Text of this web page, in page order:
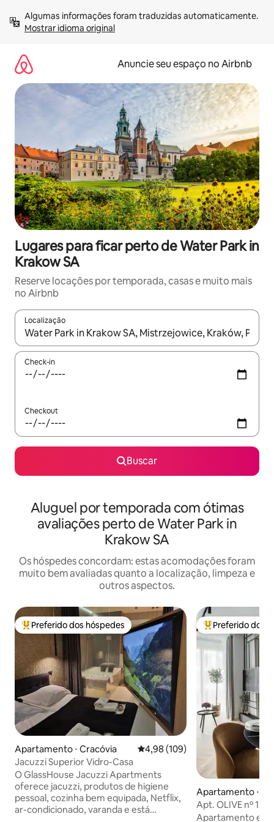
para
Mostrar idioma original
Anuncie seu espaço no Airbnb
Lugares para ficar perto de Water Park in
Krakow SA
Reserve locações por temporada, casas e muito mais
no Airbnb
Localização
Quando os resultados estiverem disponíveis, explore-os
Check-in
Checkout
Buscar
Aluguel por temporada com ótimas
avaliações perto de Water Park in
Krakow SA
Os hóspedes concordam: estas acomodações foram
muito bem avaliadas quanto a localização, limpeza e
outros aspectos.
Entre os melhores preferidos dos hóspedes
Preferido dos hóspedes
Apartamento ⋅ Cracóvia 4,98 de uma avaliação média de
4,98 (109)
Jacuzzi Superior Vidro-Casa
O GlassHouse Jacuzzi Apartments
oferece jacuzzi, produtos de higiene
pessoal, cozinha bem equipada, Netflix,
ar-condicionado, varanda e está
Entre os
Preferido dos
Apartamento ⋅
Apt. OLIVE nº 1 |
Garagem
Apartamento